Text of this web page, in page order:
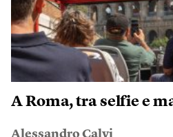
A Roma, tra selfie e
Alessandro Calvi